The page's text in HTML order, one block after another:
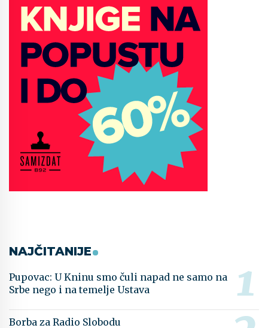
NAJČITANIJE
Pupovac: U Kninu smo čuli napad ne samo na
Srbe nego i na temelje Ustava
Borba za Radio Slobodu